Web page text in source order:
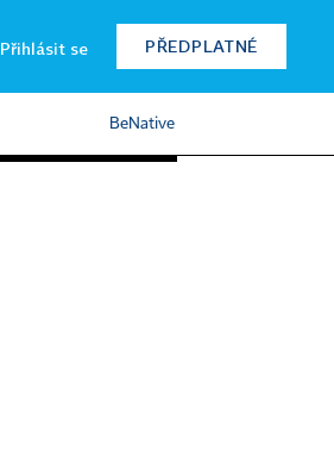
Přihlásit se PŘEDPLATNÉ
BeNative